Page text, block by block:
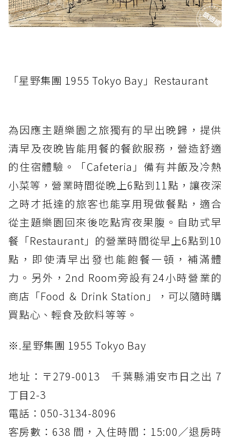
「星野集團 1955 Tokyo Bay」Restaurant
為因應主題樂園之旅獨有的早出晚歸，提供
清早及夜晚皆能用餐的餐飲服務，營造舒適
的住宿體驗。「Cafeteria」備有丼飯及冷熱
小菜等，營業時間從晚上6點到11點，讓夜深
之時才抵達的旅客也能享用現做餐點，適合
從主題樂園回來後吃點宵夜果腹。自助式早
餐「Restaurant」的營業時間從早上6點到10
點，即使清早出發也能飽餐一頓，補滿體
力。另外，2nd Room旁設有24小時營業的
商店「Food ＆ Drink Station」，可以隨時購
買點心、輕食及飲料等等。
※.星野集團 1955 Tokyo Bay
地址：〒279-0013 千葉縣浦安市⽇之出 7
丁⽬2-3
電話：050-3134-8096
客房數：638 間，入住時間：15:00／退房時